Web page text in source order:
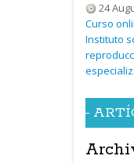
24
Curso
Instituto